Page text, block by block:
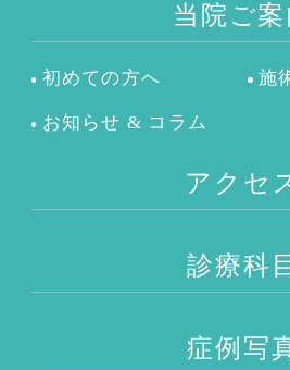
当院ご案
初めての方へ 施
お知らせ & コラム
アクセ
診療科目
症例写